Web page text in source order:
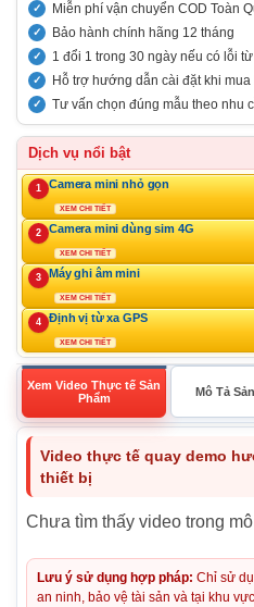
Miễn phí vận chuyển COD Toàn
Bảo hành chính hãng 12 tháng
1 đổi 1 trong 30 ngày nếu có lỗi
Hỗ trợ hướng dẫn cài đặt khi mua
Tư vấn chọn đúng mẫu theo nhu
Dịch vụ nổi bật
1 Camera mini nhỏ gọn
XEM CHI TIẾT
2 Camera mini dùng sim 4G
XEM CHI TIẾT
3 Máy ghi âm mini
XEM CHI TIẾT
4 Định vị từ xa GPS
XEM CHI TIẾT
Xem Video Thực tế Sản
Phẩm
Mô Tả
Video thực tế quay demo
thiết bị
Chưa tìm thấy video trong
Lưu ý sử dụng hợp pháp: Chỉ sử
an ninh, bảo vệ tài sản và tại khu